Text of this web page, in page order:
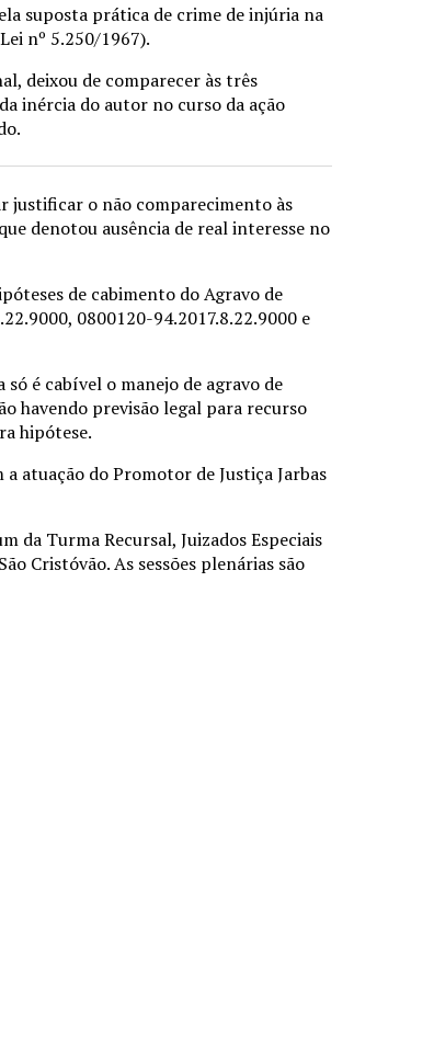
suposta prática de crime de injúria na
nº 5.250/1967).
deixou de comparecer às três
inércia do autor no curso da ação
justificar o não comparecimento às
denotou ausência de real interesse no
de cabimento do Agravo de
0800120-94.2017.8.22.9000 e
é cabível o manejo de agravo de
havendo previsão legal para recurso
hipótese.
atuação do Promotor de Justiça Jarbas
da Turma Recursal, Juizados Especiais
Cristóvão. As sessões plenárias são